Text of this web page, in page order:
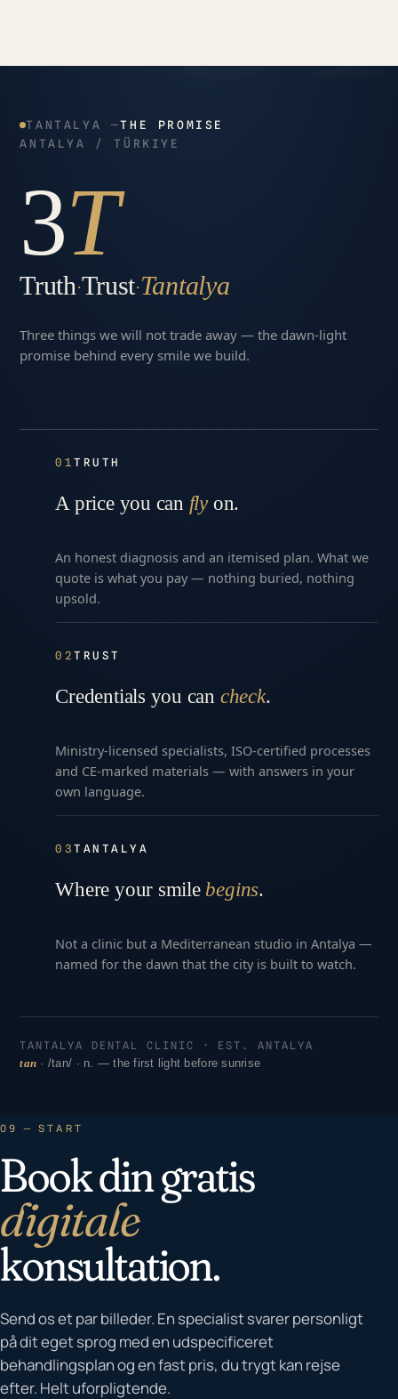
TANTALYA —THE PROMISE
ANTALYA / TÜRKIYE
3T
Truth·Trust·Tantalya
Three things we will not trade away — the dawn-light
promise behind every smile we build.
01TRUTH
A price you can flyon.
An honest diagnosis and an itemised plan. What we
quote is what you pay — nothing buried, nothing
upsold.
02TRUST
Credentials you can check.
Ministry-licensed specialists, ISO-certified processes
and CE-marked materials — with answers in your
own language.
03TANTALYA
Where your smile begins.
Not a clinic but a Mediterranean studio in Antalya —
named for the dawn that the city is built to watch.
TANTALYA DENTAL CLINIC · EST. ANTALYA
tan · /tan/ · n. — the first light before sunrise
09 — START
Book din gratis
digitale
konsultation.
Send os et par billeder. En specialist svarer personligt
på dit eget sprog med en udspecificeret
behandlingsplan og en fast pris, du trygt kan rejse
efter. Helt uforpligtende.